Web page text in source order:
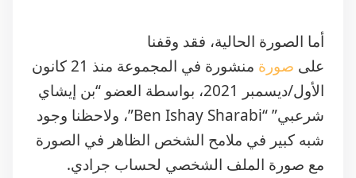
أما الصورة الحالية، فقد وقفنا
على صورة
منشورة في المجموعة منذ 21 كانون
الأول/ديسمبر 2021، بواسطة العضو “بن إيشاي
شرعبي” “Ben Ishay Sharabi”، ولاحظنا وجود
شبه كبير في ملامح الشخص الظاهر في الصورة
مع صورة الملف الشخصي لحساب جرادي.